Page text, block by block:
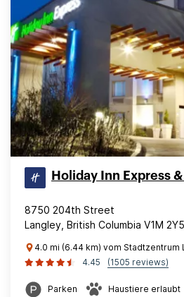
Holiday Inn Express
8750 204th Street
Langley, British Columbia V1M
4.0 mi (6.44 km) vom Stadtzentrum
4.45
(1505 reviews)
Parken Haustiere erlaubt